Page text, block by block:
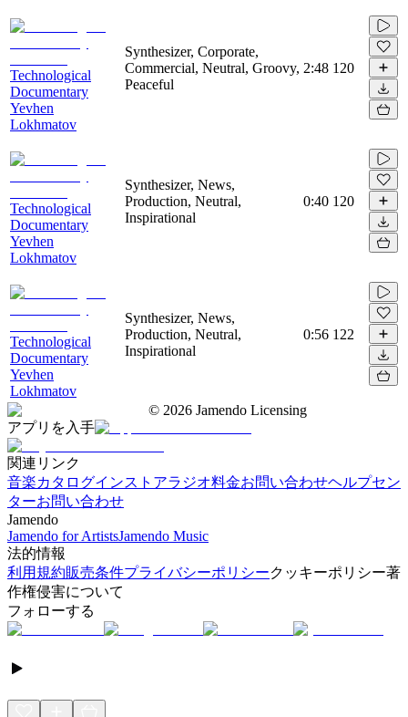
Technological
Documentary
Yevhen
Lokhmatov
Synthesizer, Corporate,
Commercial, Neutral, Groovy,
Peaceful
2:48 120
Technological
Documentary
Yevhen
Lokhmatov
Synthesizer, News,
Production, Neutral,
Inspirational
0:40 120
Technological
Documentary
Yevhen
Lokhmatov
Synthesizer, News,
Production, Neutral,
Inspirational
0:56 122
© 2026 Jamendo Licensing
アプリを入手
関連リンク
音楽カタログインストアラジオ料金お問い合わせヘルプセン
ターお問い合わせ
Jamendo
Jamendo for ArtistsJamendo Music
法的情報
利用規約販売条件プライバシーポリシークッキーポリシー著
作権侵害について
フォローする